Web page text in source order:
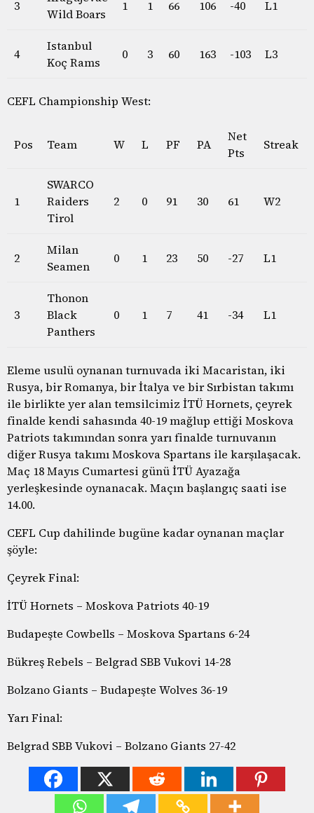
3
Wild Boars
1 1 66 106 -40 L1
4
Istanbul
Koç Rams
0 3 60 163 -103 L3
CEFL Championship West:
Pos Team W L PF PA
Net
Pts
Streak
1
SWARCO
Raiders
Tirol
2 0 91 30 61 W2
2
Milan
Seamen
0 1 23 50 -27 L1
3
Thonon
Black
Panthers
0 1 7 41 -34 L1
Eleme usulü oynanan turnuvada iki Macaristan, iki
Rusya, bir Romanya, bir İtalya ve bir Sırbistan takımı
ile birlikte yer alan temsilcimiz İTÜ Hornets, çeyrek
finalde kendi sahasında 40-19 mağlup ettiği Moskova
Patriots takımından sonra yarı finalde turnuvanın
diğer Rusya takımı Moskova Spartans ile karşılaşacak.
Maç 18 Mayıs Cumartesi günü İTÜ Ayazağa
yerleşkesinde oynanacak. Maçın başlangıç saati ise
14.00.
CEFL Cup dahilinde bugüne kadar oynanan maçlar
şöyle:
Çeyrek Final:
İTÜ Hornets – Moskova Patriots 40-19
Budapeşte Cowbells – Moskova Spartans 6-24
Bükreş Rebels – Belgrad SBB Vukovi 14-28
Bolzano Giants – Budapeşte Wolves 36-19
Yarı Final:
Belgrad SBB Vukovi – Bolzano Giants 27-42